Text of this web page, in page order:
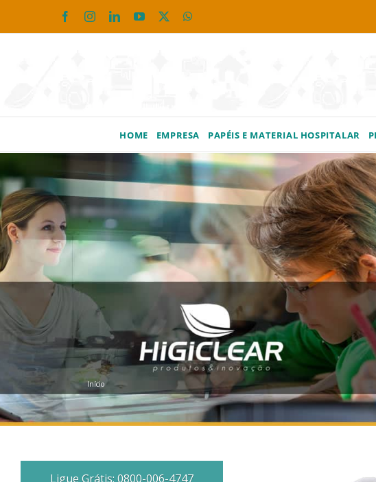
o
FacebookInstagramLinkedInYouTube
HOME EMPRESA PAPÉIS E MATERIAL HOSPITALAR
Início
Ligue Grátis: 0800-006-4747